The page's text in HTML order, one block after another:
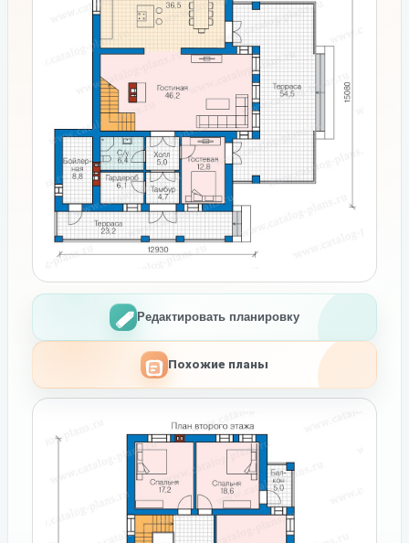
Редактировать планировку
Похожие планы